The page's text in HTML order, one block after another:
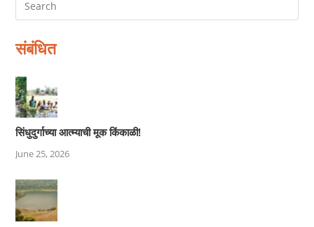
संबंधित
सिंधुदुर्गाच्या आत्म्याची मूक किंकाळी!
June 25, 2026